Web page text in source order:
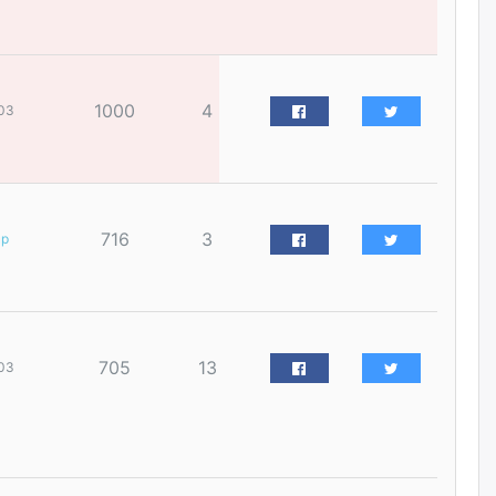
дурдлаа
Өмгөөлөгч Б.Оюунбилэг:
хууль хяналтын байгууллагаар
зогсоож, Арабын орнуудаас
1000 4
716 3
705 13